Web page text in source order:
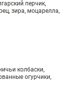
перчик,
зира, моцарелла,
колбаски,
огурчики,